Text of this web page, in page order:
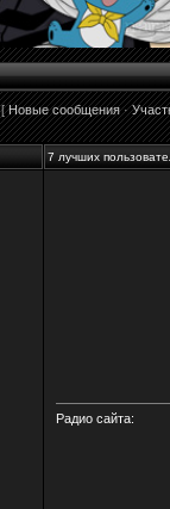
[Новые сообщения·
7 лучших
Радио сайта: